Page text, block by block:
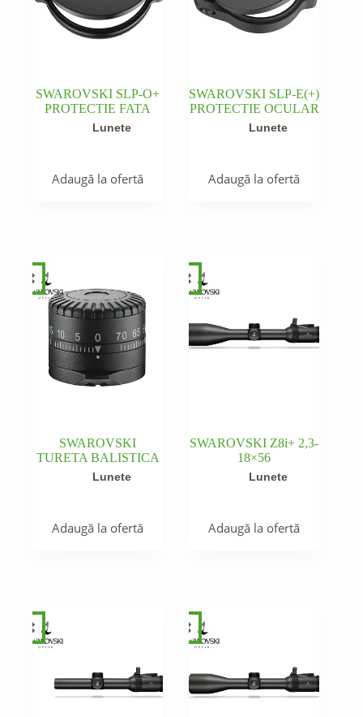
SWAROVSKI SLP-O+
PROTECTIE FATA
Lunete
Adaugă la ofertă
SWAROVSKI SLP-E(+)
PROTECTIE OCULAR
Lunete
Adaugă la ofertă
SWAROVSKI
TURETA BALISTICA
Lunete
Adaugă la ofertă
SWAROVSKI Z8i+ 2,3-
18×56
Lunete
Adaugă la ofertă